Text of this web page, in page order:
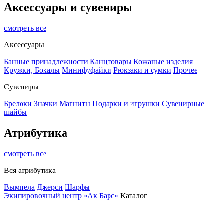
Аксессуары и сувениры
смотреть все
Аксессуары
Банные принадлежности Канцтовары Кожаные изделия
Кружки, Бокалы Минифуфайки Рюкзаки и сумки Прочее
Сувениры
Брелоки Значки Магниты Подарки и игрушки Сувенирные
шайбы
Атрибутика
смотреть все
Вся атрибутика
Вымпела Джерси Шарфы
Экипировочный центр «Ак Барс» Каталог